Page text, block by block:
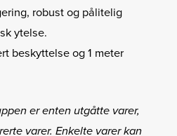
robust og pålitelig
ytelse.
beskyttelse og 1 meter
er enten utgåtte varer,
varer. Enkelte varer kan